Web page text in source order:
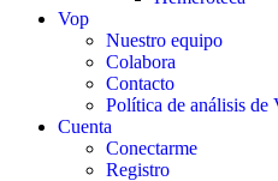
Vop
Nuestro equipo
Colabora
Contacto
Política de análisis de
Cuenta
Conectarme
Registro